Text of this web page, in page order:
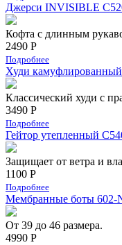
Джерси INVISIBLE
Кофта с длинным
2490 Р
Подробнее
Худи
Классический худи с
3490 Р
Подробнее
Гейтор утепленный
Защищает от ветра и
1100 Р
Подробнее
Мембранные боты 602-
От 39 до 46 размера.
4990 Р